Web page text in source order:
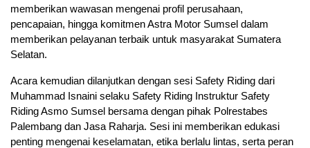
memberikan wawasan mengenai profil perusahaan,
pencapaian, hingga komitmen Astra Motor Sumsel dalam
memberikan pelayanan terbaik untuk masyarakat Sumatera
Selatan.
Acara kemudian dilanjutkan dengan sesi Safety Riding dari
Muhammad Isnaini selaku Safety Riding Instruktur Safety
Riding Asmo Sumsel bersama dengan pihak Polrestabes
Palembang dan Jasa Raharja. Sesi ini memberikan edukasi
penting mengenai keselamatan, etika berlalu lintas, serta peran